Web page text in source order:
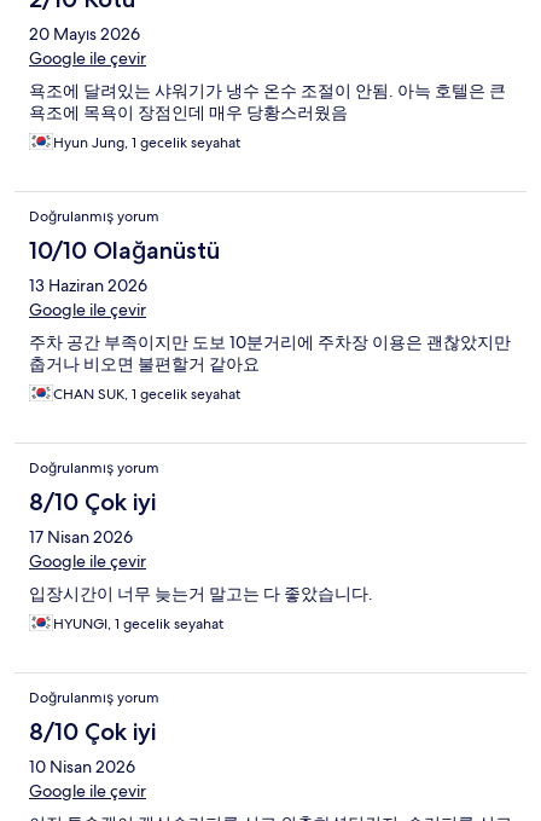
20 Mayıs 2026
Google ile çevir
욕조에 달려있는 샤워기가 냉수 온수 조절이 안됨. 아늑 호텔은 큰
욕조에 목욕이 장점인데 매우 당황스러웠음
Hyun Jung, 1 gecelik seyahat
Doğrulanmış yorum
10/10 Olağanüstü
13 Haziran 2026
Google ile çevir
주차 공간 부족이지만 도보 10분거리에 주차장 이용은 괜찮았지만
춥거나 비오면 불편할거 같아요
CHAN SUK, 1 gecelik seyahat
Doğrulanmış yorum
8/10 Çok iyi
17 Nisan 2026
Google ile çevir
입장시간이 너무 늦는거 말고는 다 좋았습니다.
HYUNGI, 1 gecelik seyahat
Doğrulanmış yorum
8/10 Çok iyi
10 Nisan 2026
Google ile çevir